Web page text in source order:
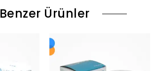
Benzer Ürünler